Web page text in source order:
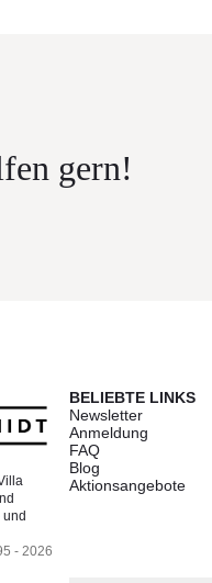
gern!
und
- 2026
BELIEBTE LINKS
Newsletter
Anmeldung
FAQ
Blog
Aktionsangebote